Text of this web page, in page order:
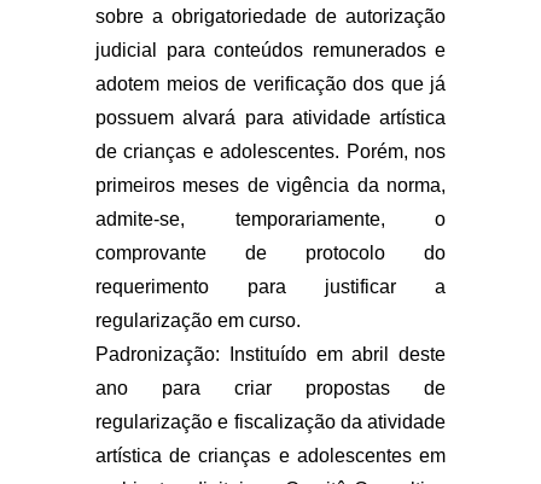
sobre a obrigatoriedade de autorização
judicial para conteúdos remunerados e
adotem meios de verificação dos que já
possuem alvará para atividade artística
de crianças e adolescentes. Porém, nos
primeiros meses de vigência da norma,
admite-se, temporariamente, o
comprovante de protocolo do
requerimento para justificar a
regularização em curso.
Padronização: Instituído em abril deste
ano para criar propostas de
regularização e fiscalização da atividade
artística de crianças e adolescentes em